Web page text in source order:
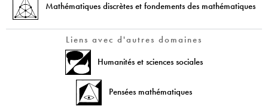
Mathématiques discrètes et fondements des mathématiques
Liens avec d'autres domaines
Humanités et sciences sociales
Pensées mathématiques